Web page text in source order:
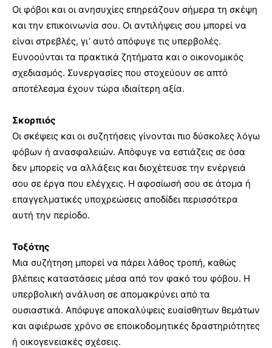
Οι φόβοι και οι ανησυχίες επηρεάζουν σήμερα τη σκέψη
και την επικοινωνία σου. Οι αντιλήψεις σου μπορεί να
είναι στρεβλές, γι’ αυτό απόφυγε τις υπερβολές.
Ευνοούνται τα πρακτικά ζητήματα και ο οικονομικός
σχεδιασμός. Συνεργασίες που στοχεύουν σε απτό
αποτέλεσμα έχουν τώρα ιδιαίτερη αξία.
Σκορπιός
Οι σκέψεις και οι συζητήσεις γίνονται πιο δύσκολες λόγω
φόβων ή ανασφαλειών. Απόφυγε να εστιάζεις σε όσα
δεν μπορείς να αλλάξεις και διοχέτευσε την ενέργειά
σου σε έργα που ελέγχεις. Η αφοσίωσή σου σε άτομα ή
επαγγελματικές υποχρεώσεις αποδίδει περισσότερα
αυτή την περίοδο.
Τοξότης
Μια συζήτηση μπορεί να πάρει λάθος τροπή, καθώς
βλέπεις καταστάσεις μέσα από τον φακό του φόβου. Η
υπερβολική ανάλυση σε απομακρύνει από τα
ουσιαστικά. Απόφυγε αποκαλύψεις ευαίσθητων θεμάτων
και αφιέρωσε χρόνο σε εποικοδομητικές δραστηριότητες
ή οικογενειακές σχέσεις.